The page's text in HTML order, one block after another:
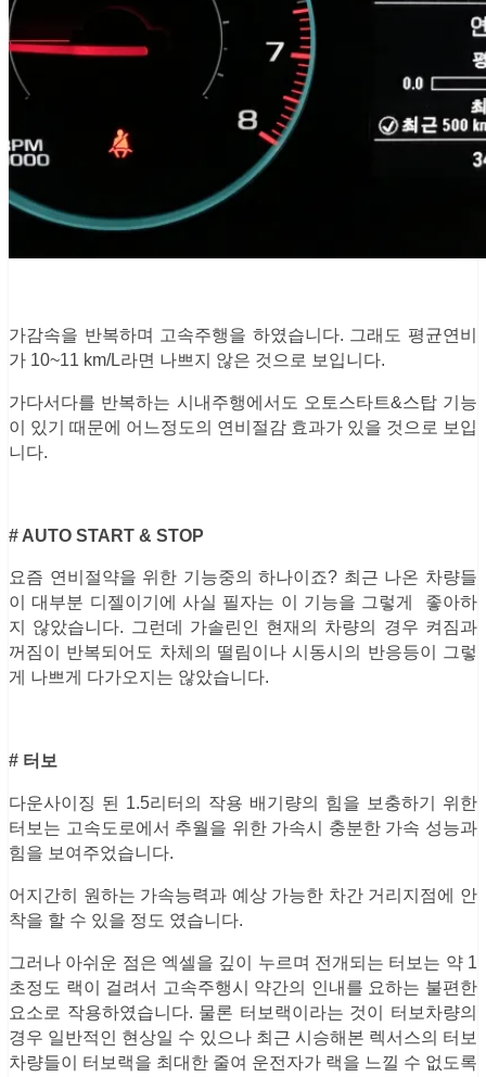
가감속을 반복하며 고속주행을 하였습니다. 그래도 평균연비
가 10~11 km/L라면 나쁘지 않은 것으로 보입니다.
가다서다를 반복하는 시내주행에서도 오토스타트&스탑 기능
이 있기 때문에 어느정도의 연비절감 효과가 있을 것으로 보입
니다.
# AUTO START & STOP
요즘 연비절약을 위한 기능중의 하나이죠? 최근 나온 차량들
이 대부분 디젤이기에 사실 필자는 이 기능을 그렇게 좋아하
지 않았습니다. 그런데 가솔린인 현재의 차량의 경우 켜짐과
꺼짐이 반복되어도 차체의 떨림이나 시동시의 반응등이 그렇
게 나쁘게 다가오지는 않았습니다.
# 터보
다운사이징 된 1.5리터의 작용 배기량의 힘을 보충하기 위한
터보는 고속도로에서 추월을 위한 가속시 충분한 가속 성능과
힘을 보여주었습니다.
어지간히 원하는 가속능력과 예상 가능한 차간 거리지점에 안
착을 할 수 있을 정도 였습니다.
그러나 아쉬운 점은 엑셀을 깊이 누르며 전개되는 터보는 약 1
초정도 랙이 걸려서 고속주행시 약간의 인내를 요하는 불편한
요소로 작용하였습니다. 물론 터보랙이라는 것이 터보차량의
경우 일반적인 현상일 수 있으나 최근 시승해본 렉서스의 터보
차량들이 터보랙을 최대한 줄여 운전자가 랙을 느낄 수 없도록